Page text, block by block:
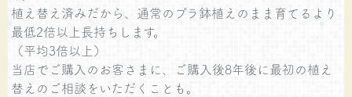
植え替え済みだから、通常のプラ鉢植えのまま育てるより
最低2倍以上長持ちします。
（平均3倍以上）
当店でご購入のお客さまに、ご購入後8年後に最初の植え
替えのご相談をいただくことも。